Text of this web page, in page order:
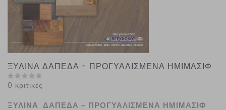
ΞΥΛΙΝΑ ΔΑΠΕΔΑ - ΠΡΟΓΥΑΛΙΣΜΕΝΑ ΗΜΙΜΑΣΙΦ
0 κριτικές
ΞΥΛΙΝΑ ΔΑΠΕΔΑ – ΠΡΟΓΥΑΛΙΣΜΕΝΑ ΗΜΙΜΑΣΙΦ